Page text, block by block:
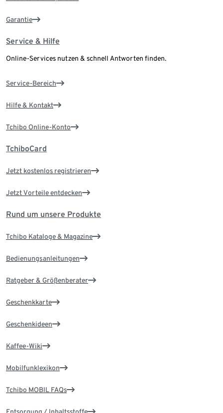
Garantie
Service & Hilfe
Online-Services nutzen & schnell Antworten finden.
Service-Bereich
Hilfe & Kontakt
Tchibo Online-Konto
TchiboCard
Jetzt kostenlos registrieren
Jetzt Vorteile entdecken
Rund um unsere Produkte
Tchibo Kataloge & Magazine
Bedienungsanleitungen
Ratgeber & Größenberater
Geschenkkarte
Geschenkideen
Kaffee-Wiki
Mobilfunklexikon
Tchibo MOBIL FAQs